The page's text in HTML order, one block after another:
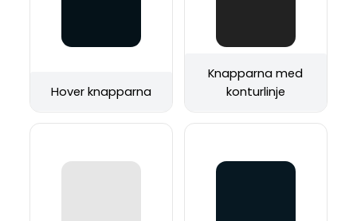
Hover knapparna
Knapparna med
konturlinje